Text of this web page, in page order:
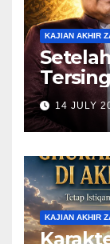
KAJIAN AKHIR
Qasim)
14 JULY
KAJIAN AKHIR